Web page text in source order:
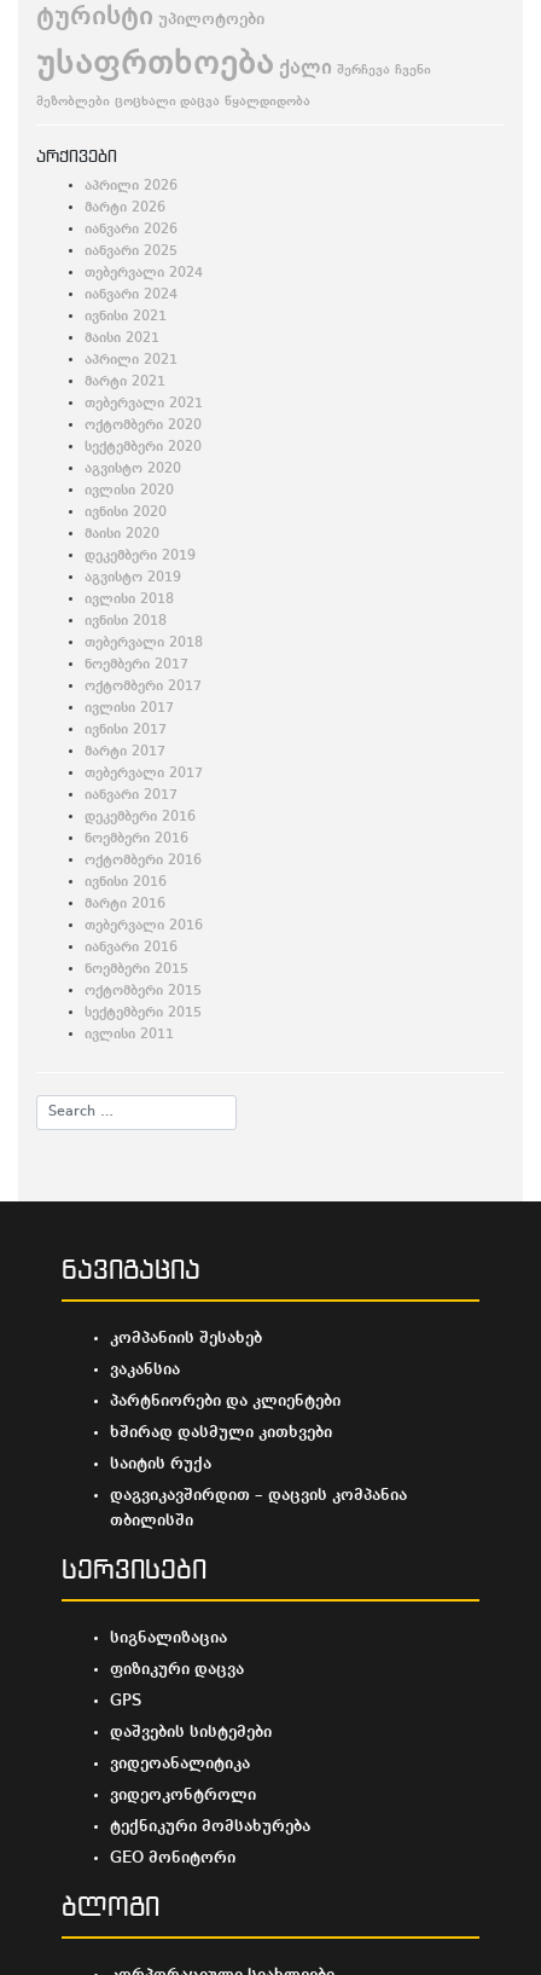
ტურისტი უპილოტოები
უსაფრთხოება ქალი შერჩევა ჩვენი
მეზობლები ცოცხალი დაცვა წყალდიდობა
არქივები
აპრილი 2026
მარტი 2026
იანვარი 2026
იანვარი 2025
თებერვალი 2024
იანვარი 2024
ივნისი 2021
მაისი 2021
აპრილი 2021
მარტი 2021
თებერვალი 2021
ოქტომბერი 2020
სექტემბერი 2020
აგვისტო 2020
ივლისი 2020
ივნისი 2020
მაისი 2020
დეკემბერი 2019
აგვისტო 2019
ივლისი 2018
ივნისი 2018
თებერვალი 2018
ნოემბერი 2017
ოქტომბერი 2017
ივლისი 2017
ივნისი 2017
მარტი 2017
თებერვალი 2017
იანვარი 2017
დეკემბერი 2016
ნოემბერი 2016
ოქტომბერი 2016
ივნისი 2016
მარტი 2016
თებერვალი 2016
იანვარი 2016
ნოემბერი 2015
ოქტომბერი 2015
სექტემბერი 2015
ივლისი 2011
ნავიგაცია
კომპანიის შესახებ
ვაკანსია
პარტნიორები და კლიენტები
ხშირად დასმული კითხვები
საიტის რუქა
დაგვიკავშირდით – დაცვის კომპანია
თბილისში
სერვისები
სიგნალიზაცია
ფიზიკური დაცვა
GPS
დაშვების სისტემები
ვიდეოანალიტიკა
ვიდეოკონტროლი
ტექნიკური მომსახურება
GEO მონიტორი
ბლოგი